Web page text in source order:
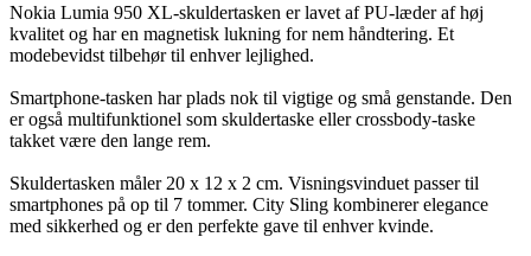
Nokia Lumia 950 XL-skuldertasken er lavet af PU-læder af høj
kvalitet og har en magnetisk lukning for nem håndtering. Et
modebevidst tilbehør til enhver lejlighed.
Smartphone-tasken har plads nok til vigtige og små genstande. Den
er også multifunktionel som skuldertaske eller crossbody-taske
takket være den lange rem.
Skuldertasken måler 20 x 12 x 2 cm. Visningsvinduet passer til
smartphones på op til 7 tommer. City Sling kombinerer elegance
med sikkerhed og er den perfekte gave til enhver kvinde.